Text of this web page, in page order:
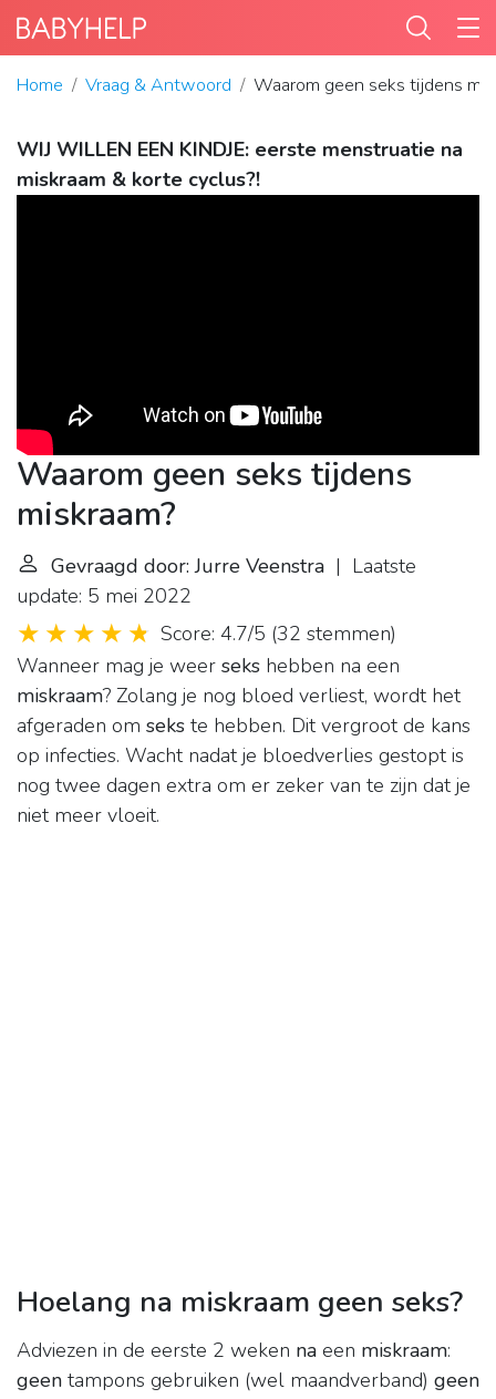
Home Vraag & Antwoord Waarom geen seks tijdens
WIJ WILLEN EEN KINDJE: eerste menstruatie na
miskraam & korte cyclus?!
Waarom geen seks tijdens
miskraam?
Gevraagd door: Jurre Veenstra | Laatste
update: 5 mei 2022
Score: 4.7/5 (32 stemmen)
Wanneer mag je weer seks hebben na een
miskraam? Zolang je nog bloed verliest, wordt het
afgeraden om seks te hebben. Dit vergroot de kans
op infecties. Wacht nadat je bloedverlies gestopt is
nog twee dagen extra om er zeker van te zijn dat je
niet meer vloeit.
Hoelang na miskraam geen seks?
Adviezen in de eerste 2 weken na een miskraam:
geen tampons gebruiken (wel maandverband) geen